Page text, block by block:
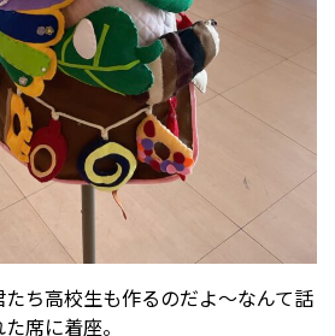
ち高校生も作るのだよ～なんて話
席に着座。